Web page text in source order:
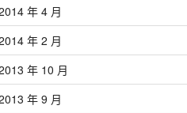
年 4 月
年 2 月
年 10 月
年 9 月